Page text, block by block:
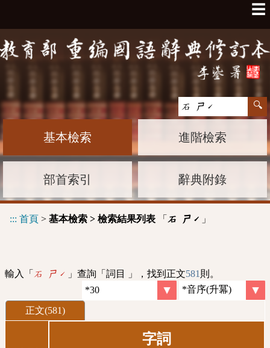
☰
基本檢索 進階檢索
部首索引 辭典附錄
::: 首頁 > 基本檢索 > 檢索結果列表 「 石 ㄕˊ 」
輸入「 石 ㄕˊ 」查詢「詞目 」，找到正文581 則。
正文(581)
字詞